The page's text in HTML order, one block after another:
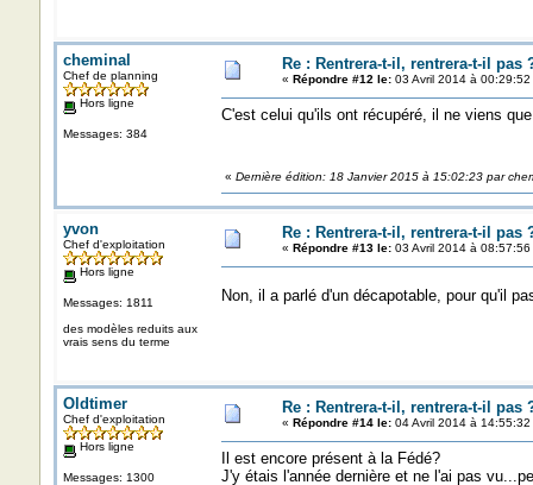
cheminal
Chef de planning
Hors ligne
Messages: 384
Re : Rentrera-t-il, rentrera-t-il pas
« Répondre #12 le:03 Avril 2014 à 00:29:52
C'est celui qu'ils ont récupéré, il ne viens
« Dernière édition: 18 Janvier 2015 à 15:02:23 par
yvon
Chef d'exploitation
Hors ligne
Messages: 1811
des modèles reduits aux
vrais sens du terme
Re : Rentrera-t-il, rentrera-t-il pas
« Répondre #13 le:03 Avril 2014 à 08:57:56
Non, il a parlé d'un décapotable, pour qu'il
Oldtimer
Chef d'exploitation
Hors ligne
Messages: 1300
Re : Rentrera-t-il, rentrera-t-il pas
« Répondre #14 le:04 Avril 2014 à 14:55:32
Il est encore présent à la Fédé?
J'y étais l'année dernière et ne l'ai pas